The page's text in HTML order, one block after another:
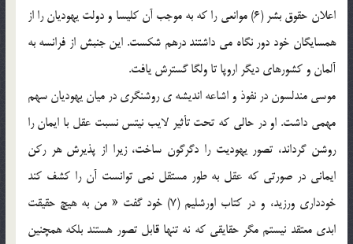
اعلان حقوق بشر (6) موانعي را كه به موجب آن كليسا و دولت يهوديان را از
همسايگان خود دور نگاه مي داشتند درهم شكست. اين جنبش از فرانسه به
آلمان و كشورهاي ديگر اروپا تا ولگا گسترش يافت.
موسي مندلسون در نفوذ و اشاعه انديشه ي روشنگري در ميان يهوديان سهم
مهمي داشت. او در حالي كه تحت تأثير لايب نيتس نسبت عقل با ايمان را
روشن گرداند، تصور يهوديت را دگرگون ساخت، زيرا از پذيرش هر ركن
ايماني در صورتي كه عقل به طور مستقل نمي توانست آن را كشف كند
خودداري ورزيد، و در كتاب اورشليم (7) خود گفت « من به هيچ حقيقت
ابدي معتقد نيستم مگر حقايقي كه نه تنها قابل تصور هستند بلكه همچنين